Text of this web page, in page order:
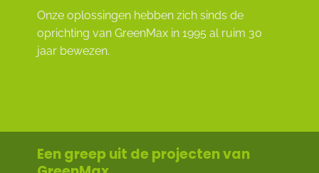
Onze oplossingen hebben zich sinds de
oprichting van GreenMax in 1995 al ruim 30
jaar bewezen.
Een greep uit de projecten van